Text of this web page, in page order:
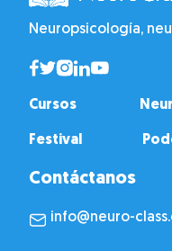
Neuropsicología,
Cursos
Festival
Contáctanos
info@neuro-